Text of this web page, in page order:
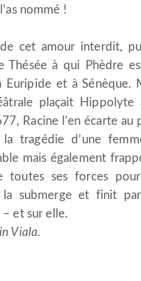
nommé !
cet amour interdit,
Thésée à qui Phèdre
Euripide et à Sénèque.
plaçait Hippolyte
Racine l’en écarte
tragédie d’une
mais également
toutes ses forces
la submerge et finit
– et sur elle.
Viala.